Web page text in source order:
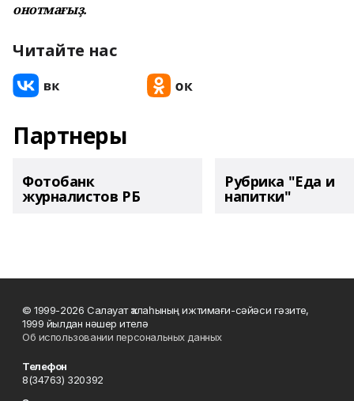
онотмағыҙ.
Читайте нас
Партнеры
Фотобанк
журналистов РБ
Рубрика "Еда и
напитки"
© 1999-2026 Салауат ҡалаһының ижтимағи-сәйәси гәзите,
1999 йылдан нәшер ителә
Об использовании персональных данных
Телефон
8(34763) 320392